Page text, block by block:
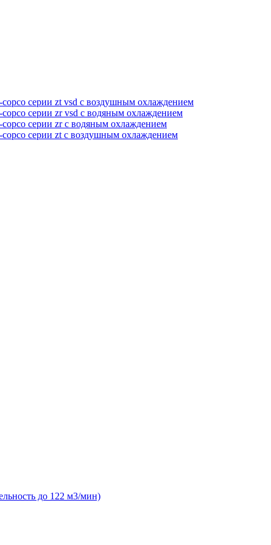
серии zt vsd с воздушным охлаждением
серии zr vsd с водяным охлаждением
серии zr с водяным охлаждением
copco серии zt с воздушным охлаждением
до 122 м3/мин)